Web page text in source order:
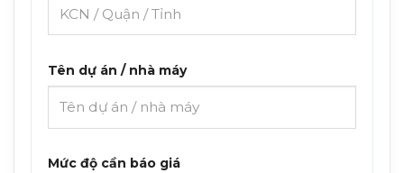
Tên dự án / nhà máy
Mức độ cần báo giá